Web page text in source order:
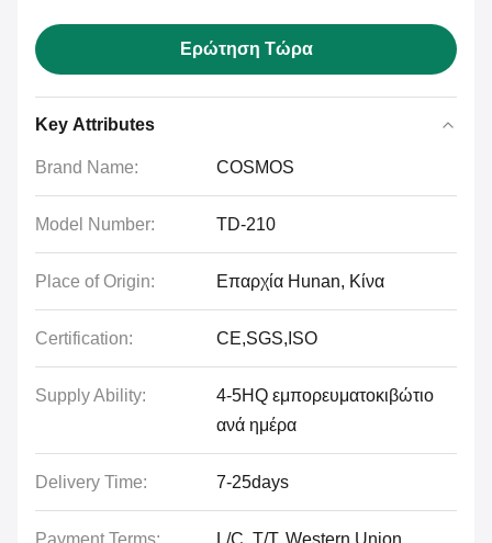
Ερώτηση Τώρα
Key Attributes
Brand Name: COSMOS
Model Number: TD-210
Place of Origin: Επαρχία Hunan, Κίνα
Certification: CE,SGS,ISO
Supply Ability:
4-5HQ εμπορευματοκιβώτιο
ανά ημέρα
Delivery Time: 7-25days
Payment Terms:
L/C, T/T, Western Union,